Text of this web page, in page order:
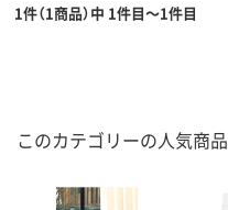
1件（1商品）中 1件目～1件目
このカテゴリーの人気商品